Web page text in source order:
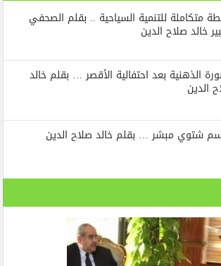
متكاملة للتنمية السياحية .. بقلم الصحفي
خالد صلاح الدين
الذهنية بعد احتفالية الأقصر … بقلم خالد
الدين
شتوي مبشر … بقلم خالد صلاح الدين